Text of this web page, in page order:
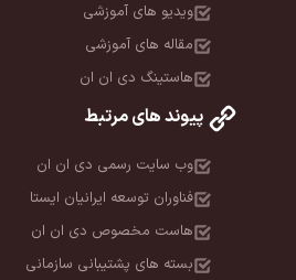
ویدیو های آموزشی
مقاله های آموزشی
هاستینگ دی ان ان
پیوند های مرتبط
وب سایت رسمی دی ان ان
فناوران توسعه ایرانیان ایستا
هاست مخصوص دی ان ان
بسته های پشتیبانی سازمانی